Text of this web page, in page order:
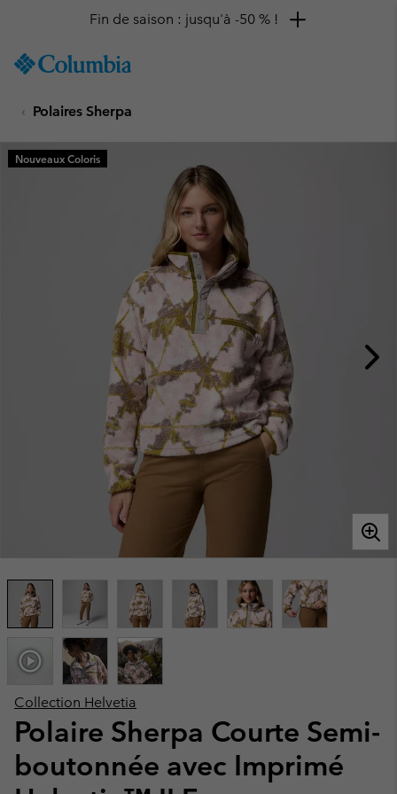
TO
SKIP
MAIN
NAV
Remise de 10 % à saisir
Polaires Sherpa
Collection Helvetia
Polaire Sherpa Courte Semi-
boutonnée avec Imprimé
Nouveaux Coloris